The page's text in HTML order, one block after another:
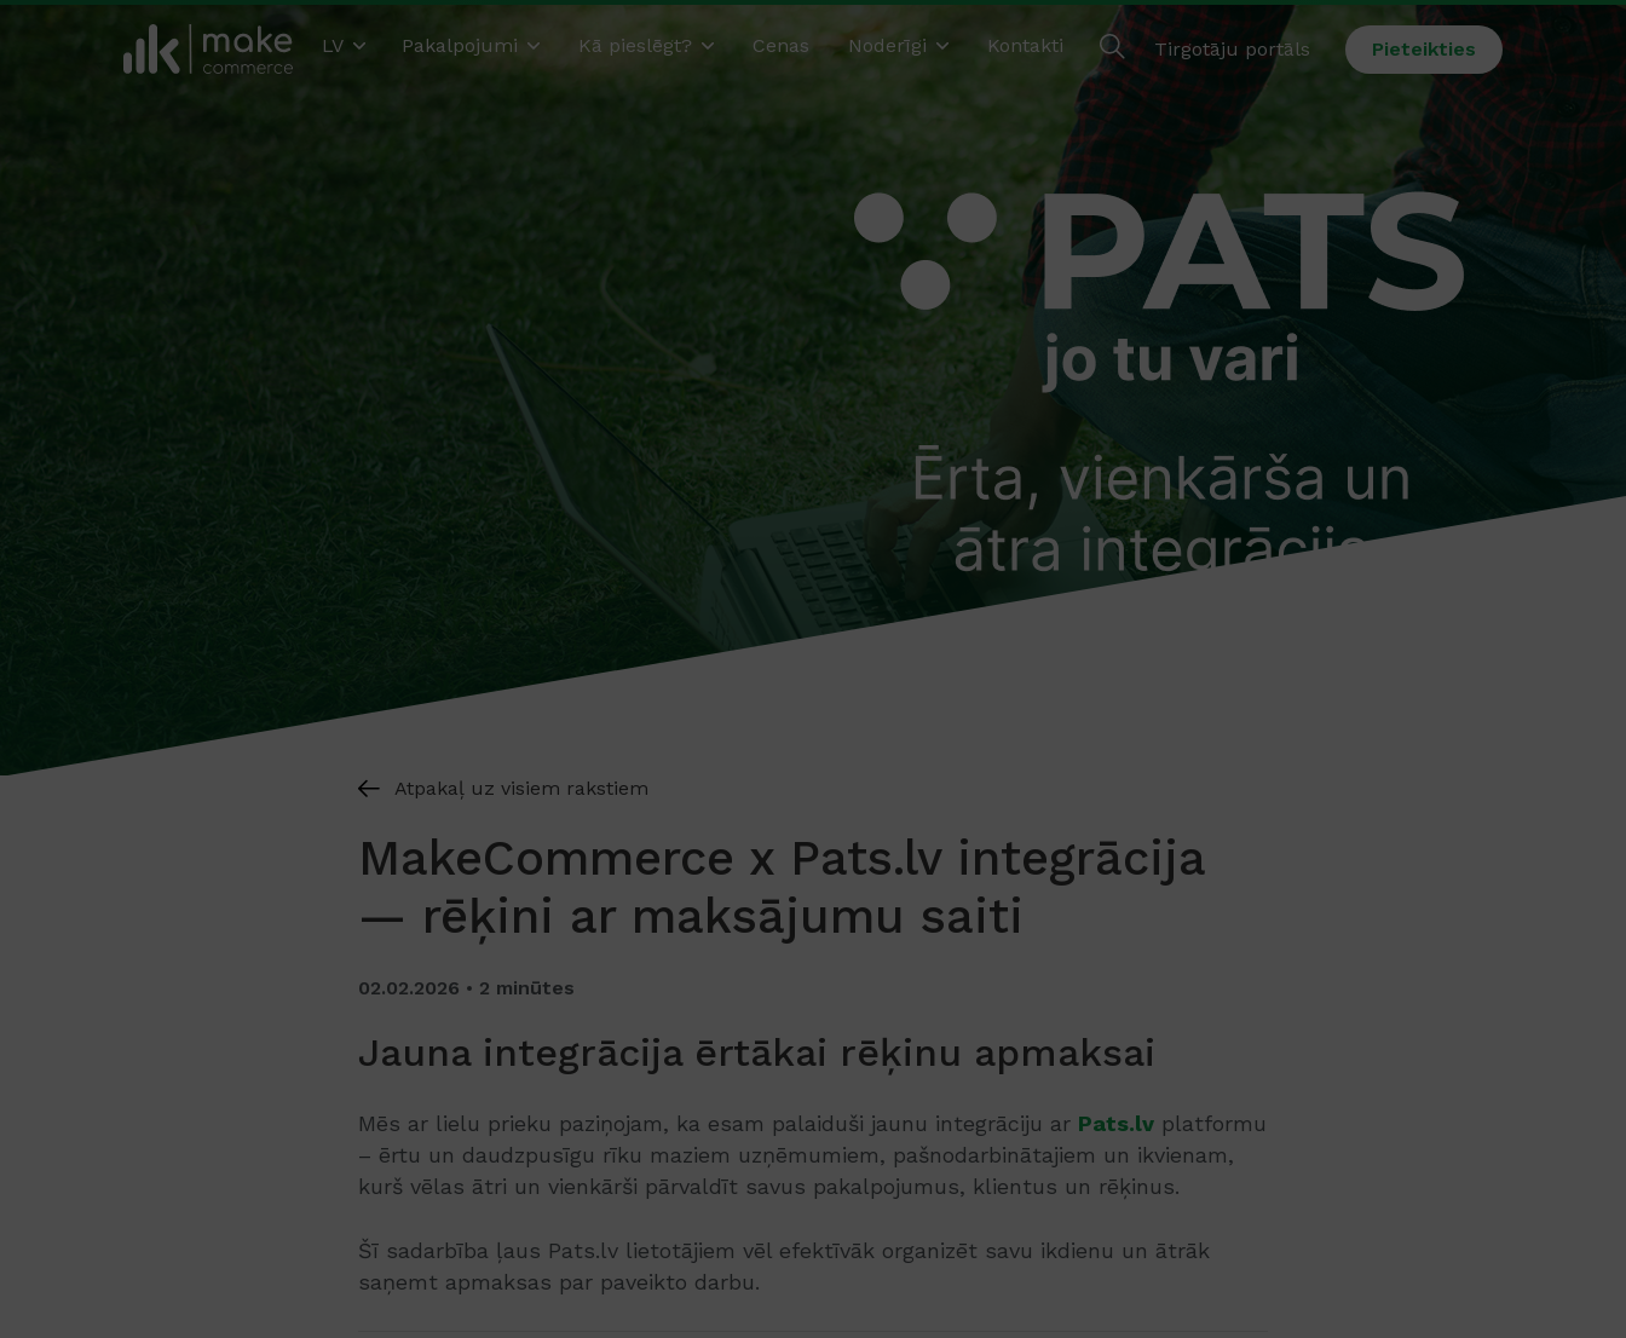
LV Pakalpojumi Kā pieslēgt? Cenas Noderīgi Kontakti Tirgotāju portāls Pieteikties
Atpakaļ uz visiem rakstiem
MakeCommerce x Pats.lv integrācija
— rēķini ar maksājumu saiti
02.02.2026 2 minūtes
Jauna integrācija ērtākai rēķinu apmaksai
Mēs ar lielu prieku paziņojam, ka esam palaiduši jaunu integrāciju ar Pats.lv platformu
– ērtu un daudzpusīgu rīku maziem uzņēmumiem, pašnodarbinātajiem un ikvienam,
kurš vēlas ātri un vienkārši pārvaldīt savus pakalpojumus, klientus un rēķinus.
Šī sadarbība ļaus Pats.lv lietotājiem vēl efektīvāk organizēt savu ikdienu un ātrāk
saņemt apmaksas par paveikto darbu.